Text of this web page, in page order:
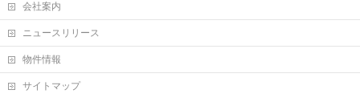
会社案内
ニュースリリース
物件情報
サイトマップ